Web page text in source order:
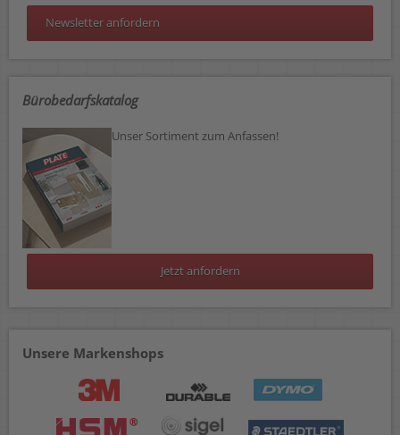
Newsletter anfordern
Bürobedarfskatalog
Unser Sortiment zum Anfassen!
Jetzt anfordern
Unsere Markenshops